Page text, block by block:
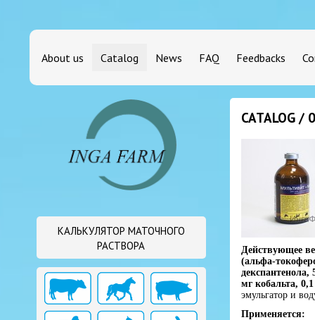
About us Catalog News FAQ Feedbacks
КАЛЬКУЛЯТОР МАТОЧНОГО
РАСТВОРА
CATALOG
Действующее
(альфа-
мг кобальта,
эмульгатор и
Применяется: